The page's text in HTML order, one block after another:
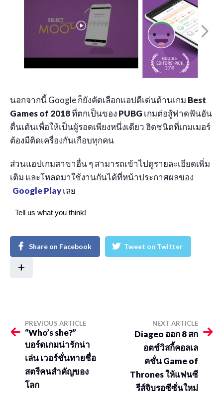
นอกจากนี้ Google ก็ยังคัดเลือกแอปดีเด่นด้านเกม Best
Games of 2018ที่ตกเป็นของ PUBG เกมต่อสู้ฟาดฟันอัน
ตื่นเต้นเพื่อให้เป็นผู้รอดเพียงหนึ่งเดียว ฮิตชนิดที่เกมเมอร์
ต้องมีติดเครื่องกันเกือบทุกคน
ส่วนแอปเกมสาขาอื่น ๆ สามารถเข้าไปดูรายละเอียดเพิ่ม
เติม และโหลดมาใช้งานกันได้ที่หน้าประกาศผลของ
Google Playเลย
Tell us what you think!
Share on Facebook Tweet on Twitter
+
PREVIOUS ARTICLE
“Who’s she?”
บอร์ดเกมน่ารักน่า
เล่น เวอร์ชั่นทายชื่อ
สตรีคนสำคัญของ
โลก
NEXT ARTICLE
Diageo ออก 8 สก
อตช์วิสกี้คอลเล
คชั่น Game of
Thrones ให้แฟนซี
รีส์จิบรอซีซั่นใหม่